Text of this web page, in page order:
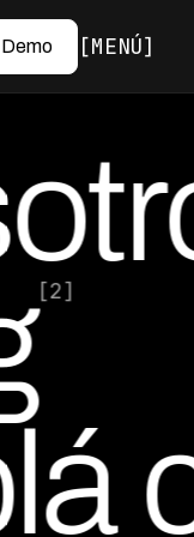
MENÚ
[2]